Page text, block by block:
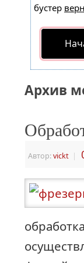
бустер
Архив
Автор:vickt |